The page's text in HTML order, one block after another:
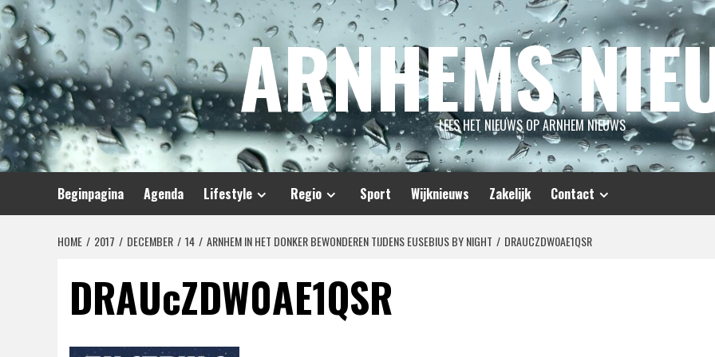
Spring
naar
inhoud
ARNHEMS
LEES HET NIEUWS OP ARNHEM NIEUWS
Beginpagina Agenda Lifestyle Regio Sport Wijknieuws Zakelijk Contact
HOME 2017 DECEMBER 14 ARNHEM IN HET DONKER BEWONDEREN TIJDENS EUSEBIUS BY NIGHT DRAUCZDW0AE1QSR
DRAUcZDW0AE1QSR